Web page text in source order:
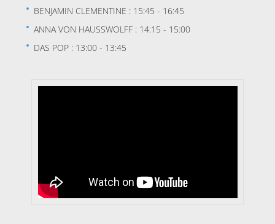
BENJAMIN CLEMENTINE : 15:45 - 16:45
ANNA VON HAUSSWOLFF : 14:15 - 15:00
DAS POP : 13:00 - 13:45